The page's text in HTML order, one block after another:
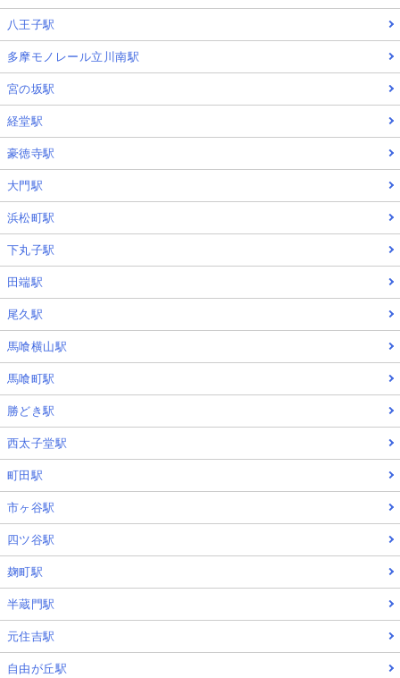
八王子駅
多摩モノレール立川南駅
宮の坂駅
経堂駅
豪徳寺駅
大門駅
浜松町駅
下丸子駅
田端駅
尾久駅
馬喰横山駅
馬喰町駅
勝どき駅
西太子堂駅
町田駅
市ヶ谷駅
四ツ谷駅
麹町駅
半蔵門駅
元住吉駅
自由が丘駅